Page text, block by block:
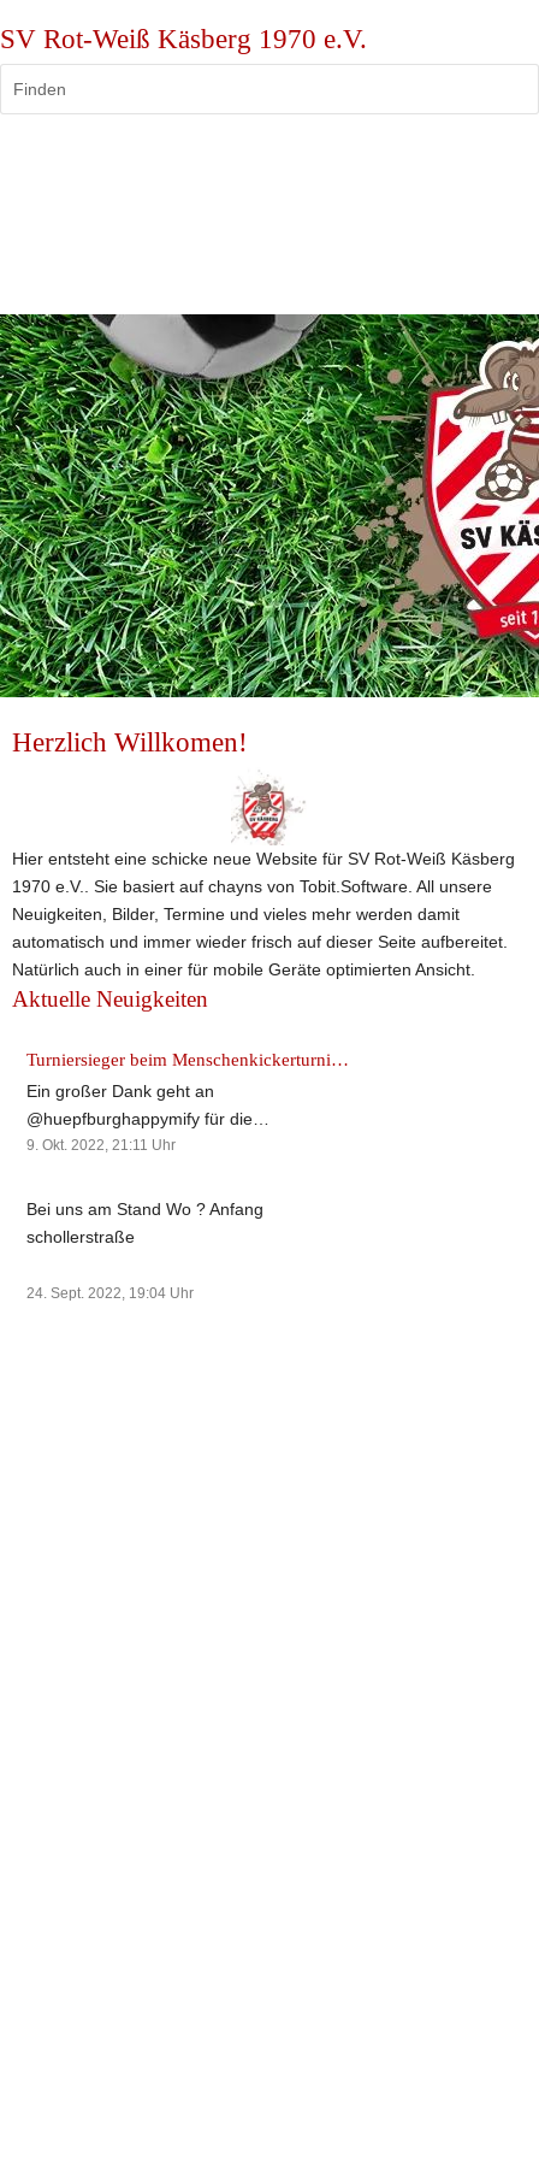
SV Rot-Weiß Käsberg 1970 e.V.
Finden
Herzlich Willkomen!
Hier entsteht eine schicke neue Website für SV Rot-Weiß Käsberg
1970 e.V.. Sie basiert auf chayns von Tobit.Software. All unsere
Neuigkeiten, Bilder, Termine und vieles mehr werden damit
automatisch und immer wieder frisch auf dieser Seite aufbereitet.
Natürlich auch in einer für mobile Geräte optimierten Ansicht.
Aktuelle Neuigkeiten
Turniersieger beim Menschenkickerturnier!
Ein großer Dank geht an
@huepfburghappymify für die
Organisation! #pokalsieger
#svk #cheesemountain #käsberg
9. Okt. 2022, 21:11 Uhr
Bei uns am Stand Wo ? Anfang
schollerstraße
24. Sept. 2022, 19:04 Uhr